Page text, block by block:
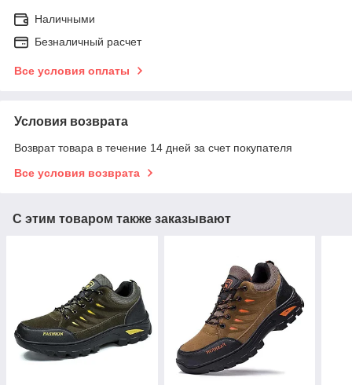
Наличными
Безналичный расчет
Все условия оплаты
Условия возврата
Возврат товара в течение 14 дней за счет покупателя
Все условия возврата
С этим товаром также заказывают